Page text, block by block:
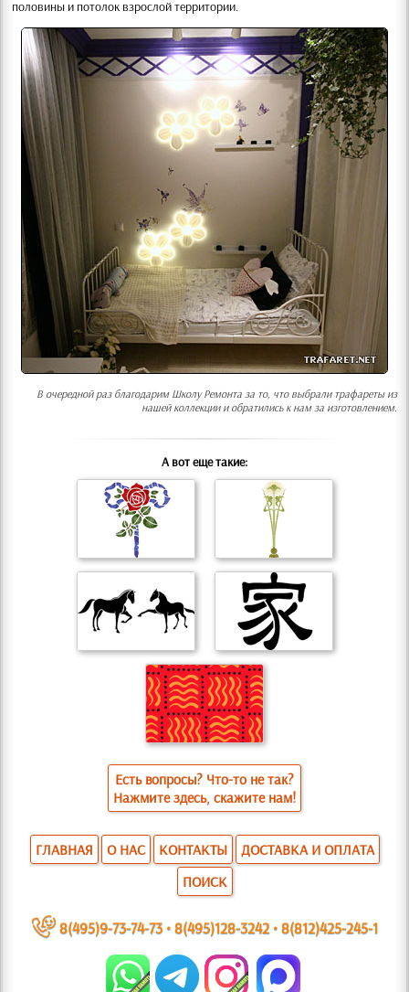
половины и потолок взрослой территории.
В очередной раз благодарим Школу Ремонта за то, что выбрали трафареты из
нашей коллекции и обратились к нам за изготовлением.
А вот еще такие:
Есть вопросы? Что-то не так?
Нажмите здесь, скажите нам!
ГЛАВНАЯ О НАС КОНТАКТЫ
ДОСТАВКА И ОПЛАТА
ПОИСК
~ 8(495)9-73-74-73•8(495)128-3242•8(812)425-245-1